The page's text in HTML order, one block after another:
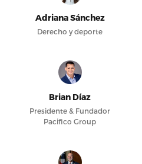
Adriana Sánchez
Derecho y deporte
Brian Díaz
Presidente & Fundador
Pacifico Group